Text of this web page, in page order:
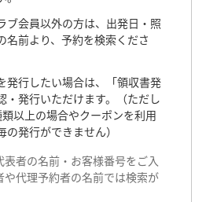
ブ会員以外の方は、出発日・照
名前より、予約を検索くださ
発行したい場合は、「領収書発
・発行いただけます。（ただし
以上の場合やクーポンを利用
の発行ができません）
者の名前・お客様番号をご入
や代理予約者の名前では検索が